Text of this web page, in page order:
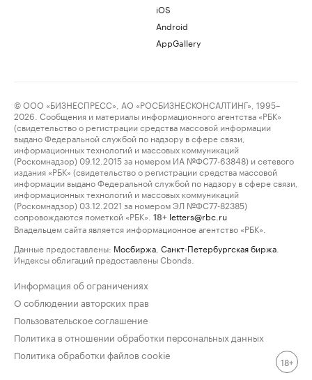
iOS
Android
AppGallery
© ООО «БИЗНЕСПРЕСС», АО «РОСБИЗНЕСКОНСАЛТИНГ», 1995–
2026. Сообщения и материалы информационного агентства «РБК»
(свидетельство о регистрации средства массовой информации
выдано Федеральной службой по надзору в сфере связи,
информационных технологий и массовых коммуникаций
(Роскомнадзор) 09.12.2015 за номером ИА №ФС77-63848) и сетевого
издания «РБК» (свидетельство о регистрации средства массовой
информации выдано Федеральной службой по надзору в сфере связи,
информационных технологий и массовых коммуникаций
(Роскомнадзор) 03.12.2021 за номером ЭЛ №ФС77-82385)
сопровождаются пометкой «РБК».
18+ letters@rbc.ru
Владельцем сайта является информационное агентство «РБК».
Данные предоставлены: Мосбиржа Санкт-Петербургская биржа
Индексы облигаций предоставлены Cbonds.
Информация об ограничениях
О соблюдении авторских прав
Пользовательское соглашение
Политика в отношении обработки персональных данных
Политика обработки файлов cookie
18+